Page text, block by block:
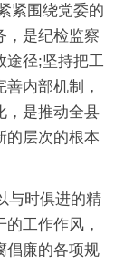
紧围绕党委的
，是纪检监察
途径;坚持把工
内部机制，
，是推动全县
的层次的根本
与时俱进的精
工作作风，
倡廉的各项规